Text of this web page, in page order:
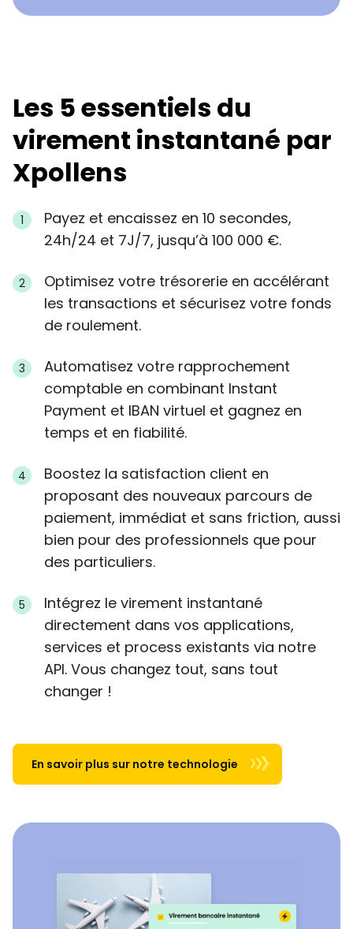
Les 5 essentiels du
virement instantané par
Xpollens
Payez et encaissez en 10 secondes,
24h/24 et 7J/7, jusqu’à 100 000 €.
Optimisez votre trésorerie en accélérant
les transactions et sécurisez votre fonds
de roulement.
Automatisez votre rapprochement
comptable en combinant Instant
Payment et IBAN virtuel et gagnez en
temps et en fiabilité.
Boostez la satisfaction client en
proposant des nouveaux parcours de
paiement, immédiat et sans friction, aussi
bien pour des professionnels que pour
des particuliers.
Intégrez le virement instantané
directement dans vos applications,
services et process existants via notre
API. Vous changez tout, sans tout
changer !
En savoir plus sur notre technologie